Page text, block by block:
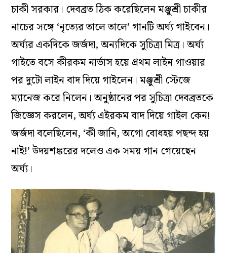
পূর্বা দামের সঙ্গে যৌথ গানের রেকর্ড
একবার ‘স্বাধীনতা’ পত্রিকার সাহায্যকল্পে আয়োজিত এক
অনুষ্ঠানে মজার ঘটনা ঘটল। অনুষ্ঠানে গানে আছেন
দেবব্রত বিশ্বাস, সুচিত্রা মিত্র, অর্ঘ্য সেন, নাচে মঞ্জুশ্রী
চাকী সরকার। দেবব্রত ঠিক করেছিলেন মঞ্জুশ্রী চাকীর
নাচের সঙ্গে ‘নৃত্যের তালে তালে’ গানটি অর্ঘ্য গাইবেন।
অর্ঘ্যর একদিকে জর্জদা, অন্যদিকে সুচিত্রা মিত্র। অর্ঘ্য